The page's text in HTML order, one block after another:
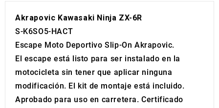
Akrapovic Kawasaki Ninja ZX-6R
S-K6SO5-HACT
Escape Moto Deportivo Slip-On Akrapovic.
El escape está listo para ser instalado en la
motocicleta sin tener que aplicar ninguna
modificación. El kit de montaje está incluido.
Aprobado para uso en carretera. Certificado